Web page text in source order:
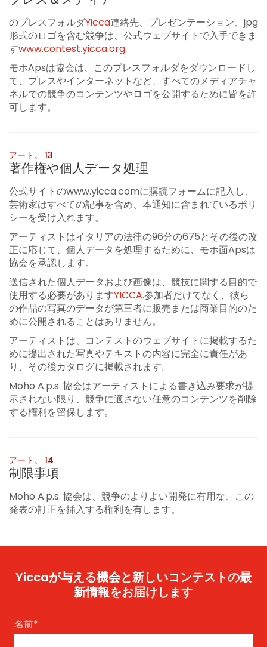
のプレスフォルダYicca連絡先、プレゼンテーション、jpg
形式のロゴを含む競争は、公式ウェブサイトで入手できま
すwww.contest.yicca.org.
モホApsは協会は、このプレスフォルダをダウンロードし
て、プレスやインターネットなど、すべてのメディアチャ
ネルでの競争のコンテンツやロゴを公開するために皆を許
可します。
アート。 13
著作権や個人データ処理
公式サイトのwww.yicca.comに購読フォームに記入し、
芸術家はすべての記事を含め、本通知に含まれているポリ
シーを受け入れます。
アーティストはイタリアの法律の96分の675とその後の改
正に応じて、個人データを処理するために、モホ面Apsは
協会を承認します。
送信された個人データおよび画像は、競技に関する目的で
使用する必要がありますYICCA.参加者だけでなく、彼ら
の作品の写真のデータが第三者に販売または商業目的のた
めに公開されることはありません。
アーティストは、コンテストのウェブサイトに掲載するた
めに提出された写真やテキストの内容に完全に責任があ
り、その後カタログに掲載されます。
Moho A.p.s. 協会はアーティストによる書き込み要求が提
示されない限り、競争に適さない任意のコンテンツを削除
する権利を留保します。
アート。 14
制限事項
Moho A.p.s. 協会は、競争のよりよい開発に有用な、この
発表の訂正を挿入する権利を有します。
Yiccaが与える機会と新しいコンテストの最
新情報をお届けします
名前*